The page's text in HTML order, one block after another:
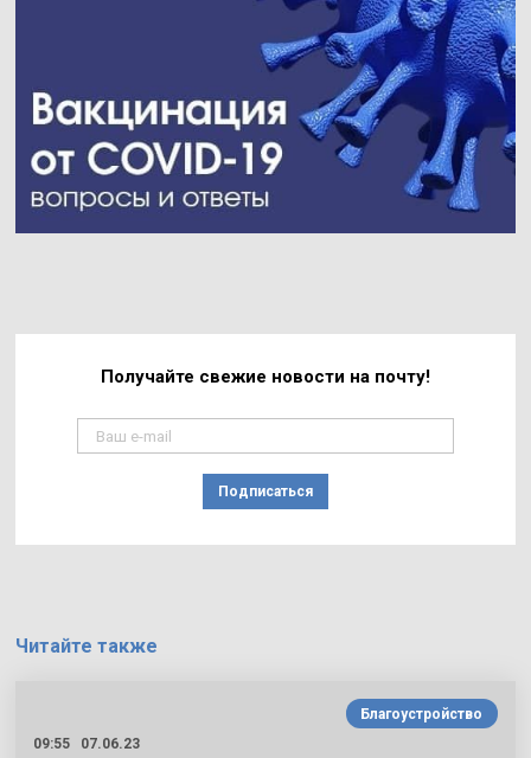
Получайте свежие новости на почту!
Подписаться
Читайте также
Благоустройство
09:55
07.06.23